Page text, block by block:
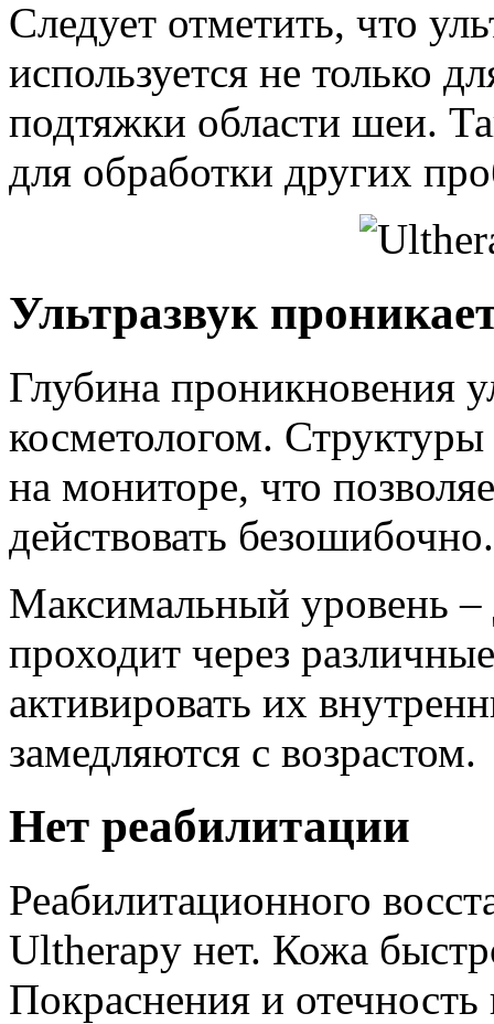
Следует отметить, что
используется не только
подтяжки области шеи.
для обработки других
Ультразвук
Глубина проникновения
косметологом.
на мониторе, что
действовать безошибочно.
Максимальный уровень –
проходит через
активировать их
замедляются с возрастом.
Нет реабилитации
Реабилитационного
Ultherapy нет. Кожа
Покраснения и